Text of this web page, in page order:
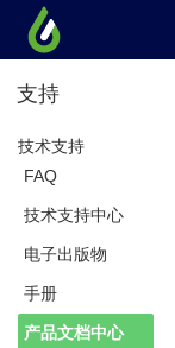
支持
技术支持
FAQ
技术支持中心
电子出版物
手册
产品文档中心